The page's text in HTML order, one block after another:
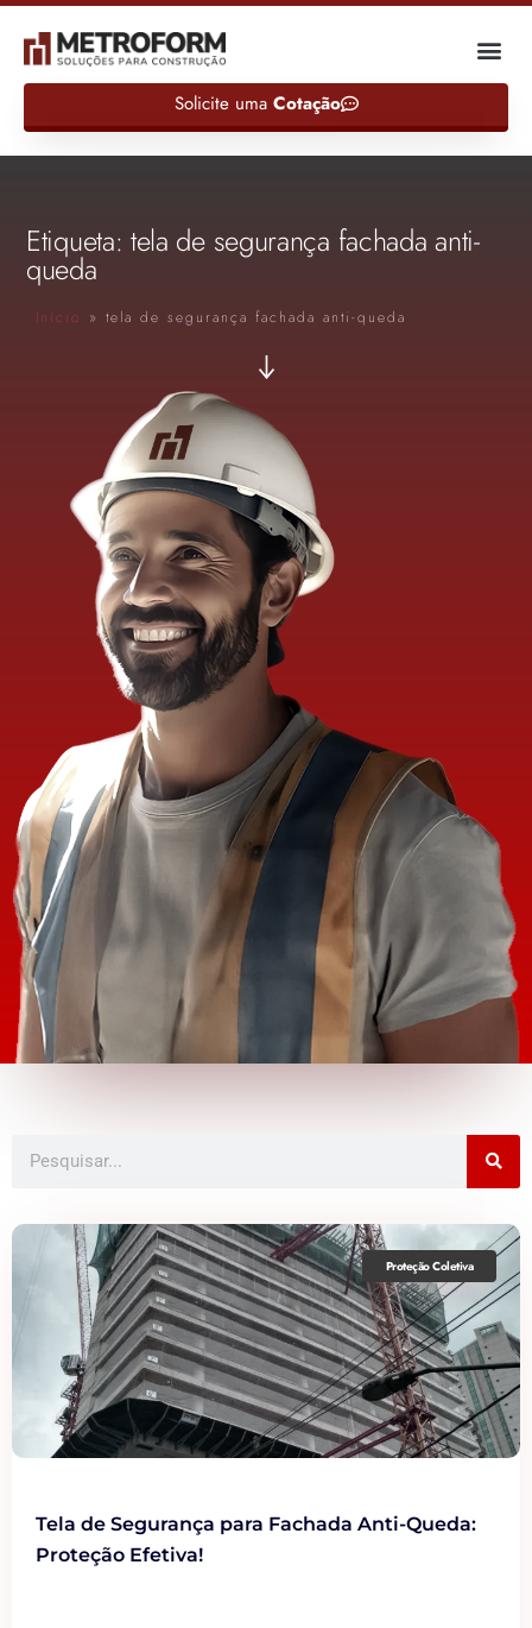
Solicite uma Cotação
Etiqueta: tela de segurança fachada anti-
queda
Início » tela de segurança fachada anti-queda
Proteção Coletiva
Tela de Segurança para Fachada Anti-Queda:
Proteção Efetiva!